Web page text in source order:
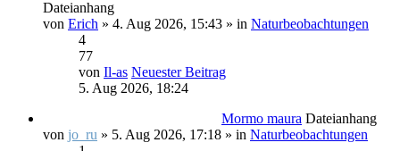
Dateianhang
von Erich » 4. Aug 2026, 15:43 » in Naturbeobachtungen
4
77
von Il-as Neuester Beitrag
5. Aug 2026, 18:24
Mormo maura Dateianhang
von jo_ru » 5. Aug 2026, 17:18 » in Naturbeobachtungen